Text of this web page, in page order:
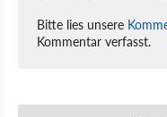
Bitte lies unsere
Kommentar verfasst.